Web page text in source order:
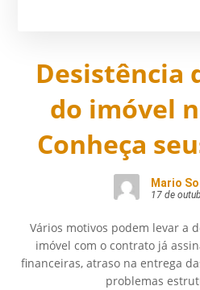
Desistência
do imóvel
Conheça
Mario
17 de
Vários motivos podem levar a
imóvel com o contrato já
financeiras, atraso na entrega
problemas